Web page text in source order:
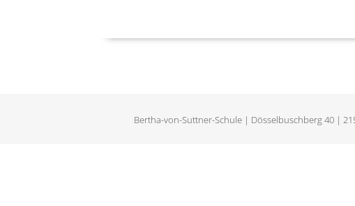
Bertha-von-Suttner-Schule | Dösselbuschberg 40 |